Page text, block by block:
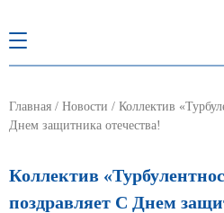
Главная / Новости / Коллектив
Днем защитника отечества!
Коллектив
поздравляет С Днем